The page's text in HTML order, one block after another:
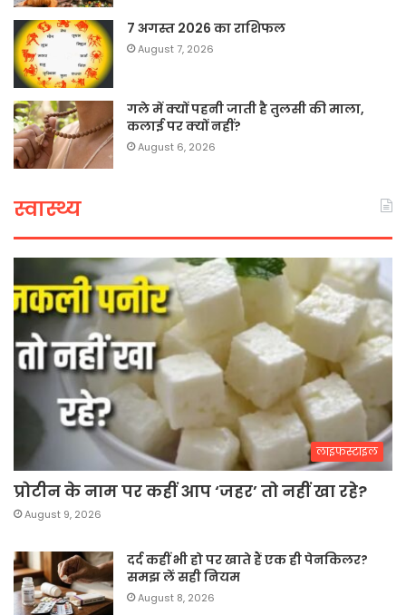
7 अगस्त 2026 का राशिफल
August 7, 2026
गले में क्यों पहनी जाती है तुलसी की माला,
कलाई पर क्यों नहीं?
August 6, 2026
स्वास्थ्य
लाइफस्टाइल
प्रोटीन के नाम पर कहीं आप ‘जहर’ तो नहीं खा रहे?
August 9, 2026
दर्द कहीं भी हो पर खाते हैं एक ही पेनकिलर?
समझ लें सही नियम
August 8, 2026